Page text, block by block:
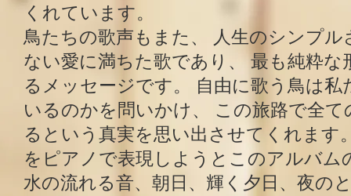
くれています。
鳥たちの歌声もまた、 人生のシンプル
ない愛に満ちた歌であり、 最も純粋な
るメッセージです。 自由に歌う鳥は
いるのかを問いかけ、 この旅路で全て
るという真実を思い出させてくれま
をピアノで表現しようとこのアルバム
水の流れる音、朝日、輝く夕日、夜の